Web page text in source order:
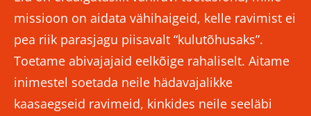
missioon on aidata vähihaigeid, kelle ravimist ei
pea riik parasjagu piisavalt “kulutõhusaks”.
Toetame abivajajaid eelkõige rahaliselt. Aitame
inimestel soetada neile hädavajalikke
kaasaegseid ravimeid, kinkides neile seeläbi